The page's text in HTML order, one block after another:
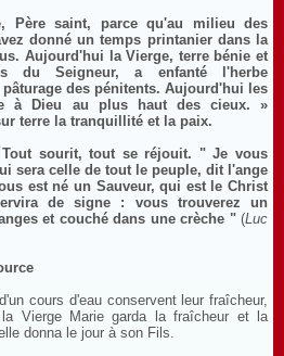
Père saint, parce qu'au milieu des
donné un temps printanier dans la
Aujourd'hui la Vierge, terre bénie et
du Seigneur, a enfanté l'herbe
des pénitents. Aujourd'hui les
à Dieu au plus haut des cieux. »
terre la tranquillité et la paix.
Tout sourit, tout se réjouit. " Je vous
sera celle de tout le peuple, dit l'ange
est né un Sauveur, qui est le Christ
de signe : vous trouverez un
et couché dans une crèche "(Luc
cours d'eau conservent leur fraîcheur,
Vierge Marie garda la fraîcheur et la
donna le jour à son Fils.